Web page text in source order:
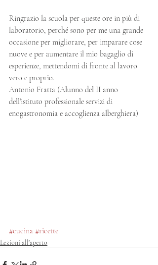
Ringrazio la scuola per queste ore in più di
laboratorio, perché sono per me una grande
occasione per migliorare, per imparare cose
nuove e per aumentare il mio bagaglio di
esperienze, mettendomi di fronte al lavoro
vero e proprio.
Antonio Fratta (Alunno del II anno
dell’istituto professionale servizi di
enogastronomia e accoglienza alberghiera)
#cucina #ricette
Lezioni all'aperto